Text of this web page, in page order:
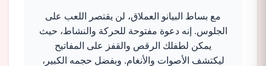
مع بساط البيانو العملاق، لن يقتصر اللعب على
الجلوس. إنه دعوة مفتوحة للحركة والنشاط، حيث
يمكن لطفلك الرقص والقفز على المفاتيح
ليكتشف الأصوات والأنغام. وبفضل حجمه الكبير،